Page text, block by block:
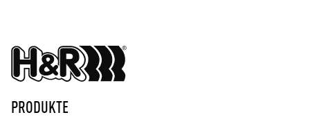
PRODUKTE